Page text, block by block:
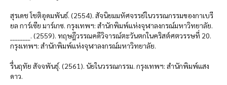
สุรเดช โชติอุดมพันธ์. (2554). สัจนิยมมหัศจรรย์ในวรรณกรรมของกาเบรี
ยล การ์เซีย มาร์เกซ. กรุงเทพฯ: สำนักพิมพ์แห่งจุฬาลงกรณ์มหาวิทยาลัย.
________. (2559). ทฤษฎีวรรณคดีวิจารณ์ตะวันตกในคริสต์ศตวรรษที่ 20.
กรุงเทพฯ: สำนักพิมพ์แห่งจุฬาลงกรณ์มหาวิทยาลัย.
รื่นฤทัย สัจจพันธุ์. (2561). นัยในวรรณกรรม. กรุงเทพฯ: สำนักพิมพ์แสง
ดาว.